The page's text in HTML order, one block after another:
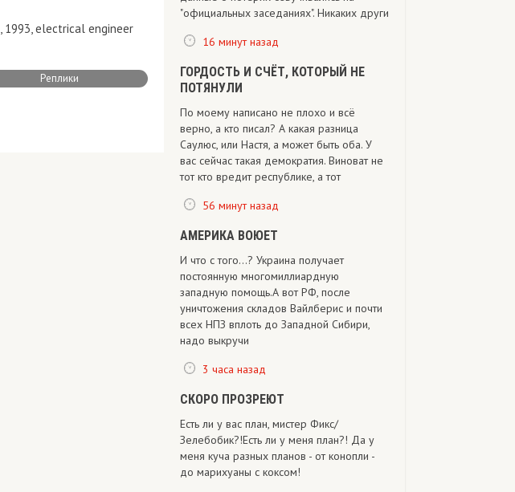
1993, electrical engineer
Реплики
"официальных заседаниях". Никаких други
16 минут назад
ГОРДОСТЬ И СЧЁТ, КОТОРЫЙ НЕ
ПОТЯНУЛИ
По моему написано не плохо и всё
верно, а кто писал? А какая разница
Саулюс, или Настя, а может быть оба. У
вас сейчас такая демократия. Виноват не
тот кто вредит республике, а тот
56 минут назад
АМЕРИКА ВОЮЕТ
И что с того...? Украина получает
постоянную многомиллиардную
западную помощь.А вот РФ, после
уничтожения складов Вайлберис и почти
всех НПЗ вплоть до Западной Сибири,
надо выкручи
3 часа назад
СКОРО ПРОЗРЕЮТ
Есть ли у вас план, мистер Фикс/
Зелебобик?!Есть ли у меня план?! Да у
меня куча разных планов - от конопли -
до марихуаны с коксом!